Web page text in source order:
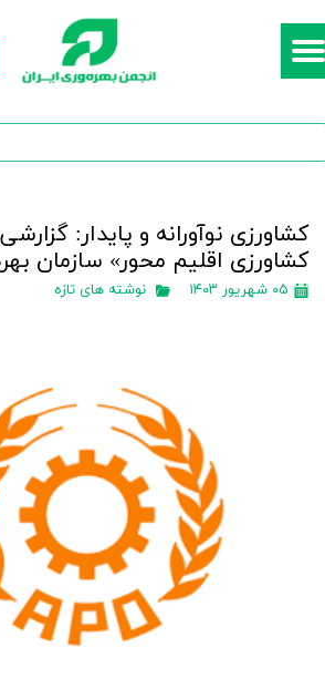
حساب کاربری من
کشاورزی نوآورانه و پایدار:
کشاورزی اقلیم محور» سازمان
۰۵ شهریور ۱۴۰۳ نوشته های تازه